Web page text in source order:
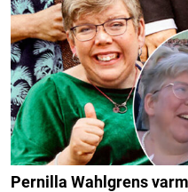
Pernilla Wahlgrens